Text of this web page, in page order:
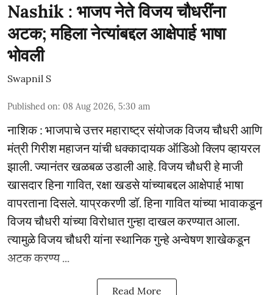
Nashik : भाजप नेते विजय चौधरींना
अटक; महिला नेत्यांबद्दल आक्षेपार्ह भाषा
भोवली
Swapnil S
Published on: 08 Aug 2026, 5:30 am
नाशिक : भाजपाचे उत्तर महाराष्ट्र संयोजक विजय चौधरी आणि
मंत्री गिरीश महाजन यांची धक्कादायक ऑडिओ क्लिप व्हायरल
झाली. ज्यानंतर खळबळ उडाली आहे. विजय चौधरी हे माजी
खासदार हिना गावित, रक्षा खडसे यांच्याबद्दल आक्षेपार्ह भाषा
वापरताना दिसले. याप्रकरणी डॉ. हिना गावित यांच्या भावाकडून
विजय चौधरी यांच्या विरोधात गुन्हा दाखल करण्यात आला.
त्यामुळे विजय चौधरी यांना स्थानिक गुन्हे अन्वेषण शाखेकडून
अटक करण्य ...
Read More